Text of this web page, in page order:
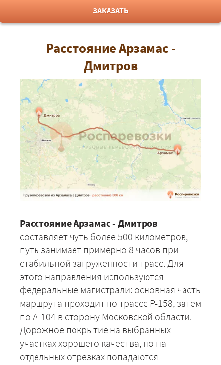
ЗАКАЗАТЬ
Расстояние Арзамас -
Дмитров
Расстояние Арзамас - Дмитров
составляет чуть более 500 километров,
путь занимает примерно 8 часов при
стабильной загруженности трасс. Для
этого направления используются
федеральные магистрали: основная часть
маршрута проходит по трассе Р-158, затем
по А-104 в сторону Московской области.
Дорожное покрытие на выбранных
участках хорошего качества, но на
отдельных отрезках попадаются